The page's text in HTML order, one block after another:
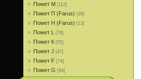
Помет M [112]
Помет П (Farus) [39]
Помет Н (Farus) [13]
Помет L [78]
Помет К [55]
Помет J [47]
Помет F [74]
Помет G [84]